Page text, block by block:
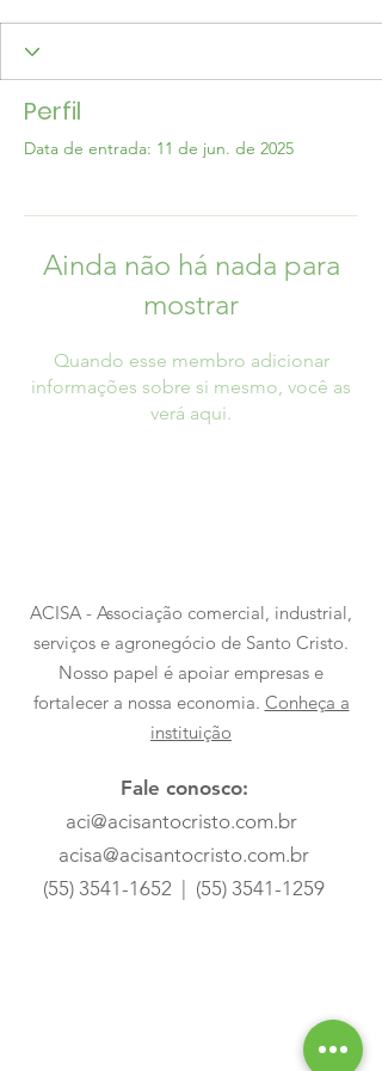
Perfil
Data de entrada: 11 de jun. de 2025
Ainda não há nada para
mostrar
Quando esse membro adicionar
informações sobre si mesmo, você as
verá aqui.
ACISA - Associação comercial, industrial,
serviços e agronegócio de Santo Cristo.
Nosso papel é apoiar empresas e
fortalecer a nossa economia. Conheça a
instituição
Fale conosco:
aci@acisantocristo.com.br
acisa@acisantocristo.com.br
(55) 3541-1652
(55) 3541-1259